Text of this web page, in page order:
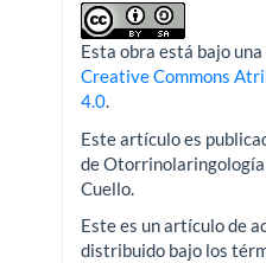
Esta obra está bajo
Creative Commons
4.0.
Este artículo es
de
Cuello.
Este es un artículo de
distribuido bajo los